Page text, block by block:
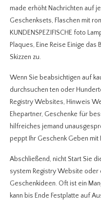
made erhöht Nachrichten auf
Geschenksets, Flaschen mit
KUNDENSPEZIFISCHE foto
Plaques, Eine Reise Einige
Skizzen zu.
Wenn Sie beabsichtigen auf
durchsuchen ten oder
Registry Websites, Hinweis
Ehepartner, Geschenke für
hilfreiches jemand
peppt Ihr Geschenk Geben
Abschließend, nicht Start Sie
system Registry Website
Geschenkideen. Oft ist ein
kann bis Ende Festplatte auf